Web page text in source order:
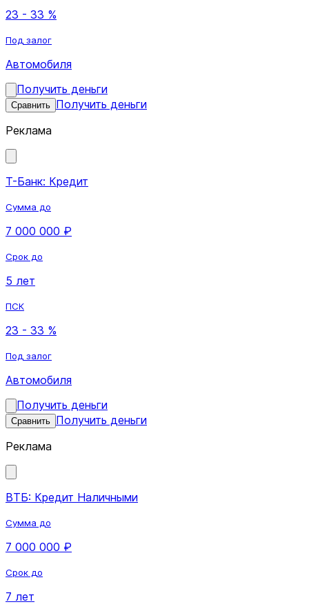
23 - 33 %
Под залог
Автомобиля
Получить деньги
Сравнить Получить деньги
Реклама
Т-Банк: Кредит
Сумма до
7 000 000 ₽
Срок до
5 лет
ПСК
23 - 33 %
Под залог
Автомобиля
Получить деньги
Сравнить Получить деньги
Реклама
ВТБ: Кредит Наличными
Сумма до
7 000 000 ₽
Срок до
7 лет